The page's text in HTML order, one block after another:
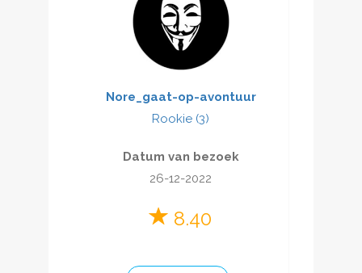
Nore_gaat-op-avontuur
Rookie (3)
Datum van bezoek
26-12-2022
8.40